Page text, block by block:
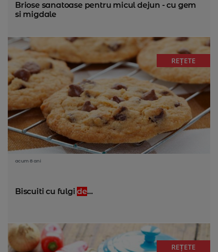
Briose sanatoase pentru micul dejun - cu gem
si migdale
REȚETE
acum 8 ani
Biscuiti cu fulgide...
REȚETE